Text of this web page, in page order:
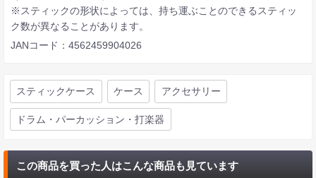
※スティックの形状によっては、持ち運ぶことのできるスティッ
ク数が異なることがあります。
JANコード：4562459904026
スティックケース ケース アクセサリー
ドラム・パーカッション・打楽器
この商品を買った人はこんな商品も見ています